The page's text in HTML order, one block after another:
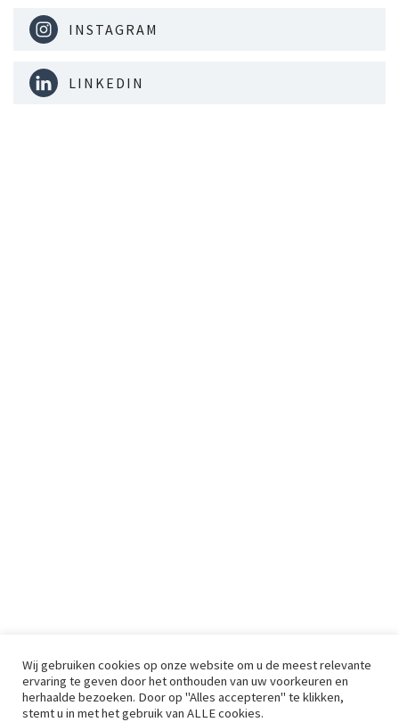
INSTAGRAM
LINKEDIN
Wij gebruiken cookies op onze website om u de meest relevante
ervaring te geven door het onthouden van uw voorkeuren en
herhaalde bezoeken. Door op "Alles accepteren" te klikken,
stemt u in met het gebruik van ALLE cookies.